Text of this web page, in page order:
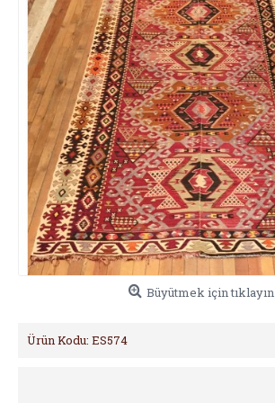
Büyütmek için tıklayın
Ürün Kodu: ES574